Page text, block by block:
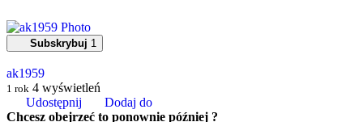
Subskrybuj 1
ak1959
1 rok 4 wyświetleń
Udostępnij
Dodaj do
Chcesz obejrzeć to ponownie później ?